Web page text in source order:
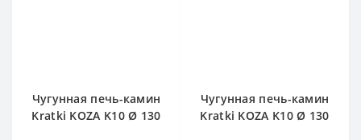
Чугунная печь-камин
Kratki KOZA K10 Ø 130
Чугунная печь-камин
Kratki KOZA K10 Ø 130